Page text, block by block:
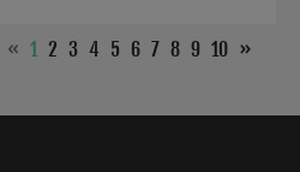
« 1 2 3 4 5 6 7 8 9 10 »